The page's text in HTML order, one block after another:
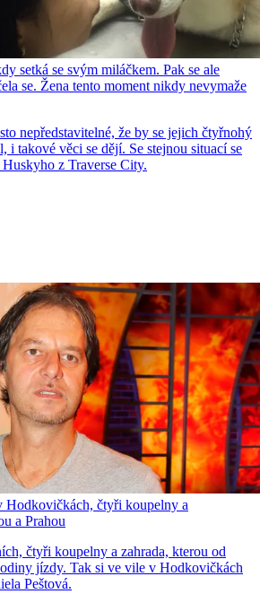
setká se svým miláčkem. Pak se ale
se. Žena tento moment nikdy nevymaže
nepředstavitelné, že by se jejich čtyřnohý
i takové věci se dějí. Se stejnou situací se
z Traverse City.
Hodkovičkách, čtyři koupelny a
a Prahou
čtyři koupelny a zahrada, kterou od
jízdy. Tak si ve vile v Hodkovičkách
Peštová.